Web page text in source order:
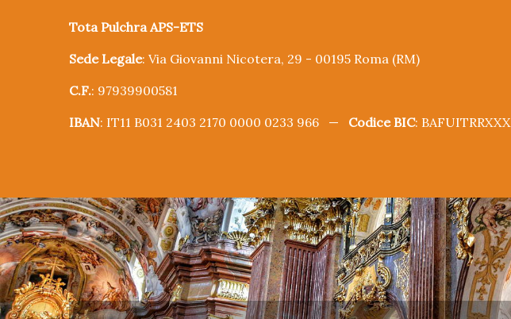
Tota Pulchra APS-ETS
Sede Legale: Via Giovanni Nicotera, 29 - 00195 Roma (RM)
C.F.: 97939900581
IBAN: IT11 B031 2403 2170 0000 0233 966 — Codice BIC: BAFUITRRXXX